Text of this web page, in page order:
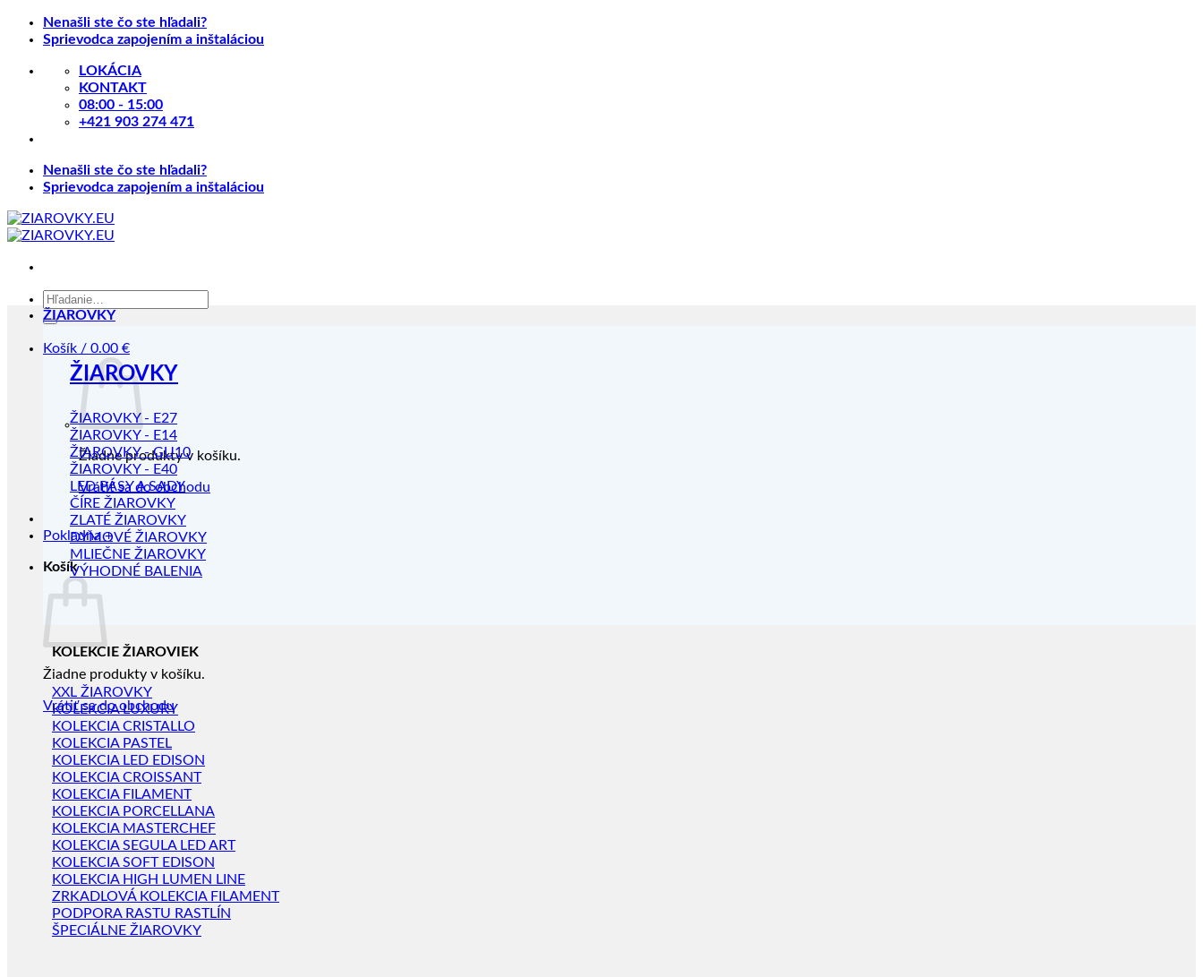
Skip
Nenašli ste čo ste hľadali?
Sprievodca zapojením a inštaláciou
LOKÁCIA
KONTAKT
08:00 - 15:00
+421 903 274 471
Nenašli ste čo ste hľadali?
Sprievodca zapojením a inštaláciou
Hľadať:
Košík / 0.00 €
Žiadne produkty v košíku.
Vrátiť sa do obchodu
Pokladňa +
Košík
Žiadne produkty v košíku.
Vrátiť sa do obchodu
ŽIAROVKY
ŽIAROVKY
ŽIAROVKY - E27
ŽIAROVKY - E14
ŽIAROVKY - GU10
ŽIAROVKY - E40
LED PÁSY A SADY
ČÍRE ŽIAROVKY
ZLATÉ ŽIAROVKY
DYMOVÉ ŽIAROVKY
MLIEČNE ŽIAROVKY
VÝHODNÉ BALENIA
KOLEKCIE ŽIAROVIEK
XXL ŽIAROVKY
KOLEKCIA LUXURY
KOLEKCIA CRISTALLO
KOLEKCIA PASTEL
KOLEKCIA LED EDISON
KOLEKCIA CROISSANT
KOLEKCIA FILAMENT
KOLEKCIA PORCELLANA
KOLEKCIA MASTERCHEF
KOLEKCIA SEGULA LED ART
KOLEKCIA SOFT EDISON
KOLEKCIA HIGH LUMEN LINE
ZRKADLOVÁ KOLEKCIA FILAMENT
PODPORA RASTU RASTLÍN
ŠPECIÁLNE ŽIAROVKY